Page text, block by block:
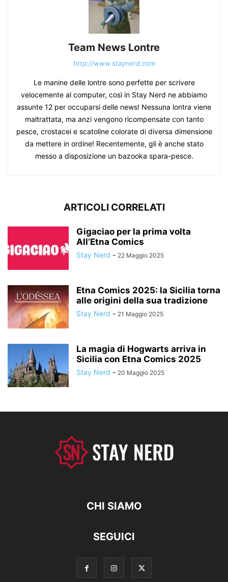
Team News Lontre
http://www.staynerd.com
Le manine delle lontre sono perfette per scrivere
velocemente al computer, così in Stay Nerd ne abbiamo
assunte 12 per occuparsi delle news! Nessuna lontra viene
maltrattata, ma anzi vengono ricompensate con tanto
pesce, crostacei e scatoline colorate di diversa dimensione
da mettere in ordine! Recentemente, gli è anche stato
messo a disposizione un bazooka spara-pesce.
ARTICOLI CORRELATI
Gigaciao per la prima volta
All’Etna Comics
Stay Nerd - 22 Maggio 2025
Etna Comics 2025: la Sicilia torna
alle origini della sua tradizione
Stay Nerd - 21 Maggio 2025
La magia di Hogwarts arriva in
Sicilia con Etna Comics 2025
Stay Nerd - 20 Maggio 2025
CHI SIAMO
SEGUICI